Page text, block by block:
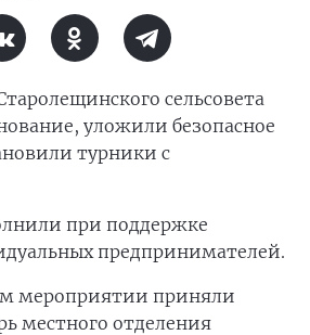
сельсовета
уложили безопасное
турники с
при поддержке
предпринимателей.
мероприятии приняли
местного отделения